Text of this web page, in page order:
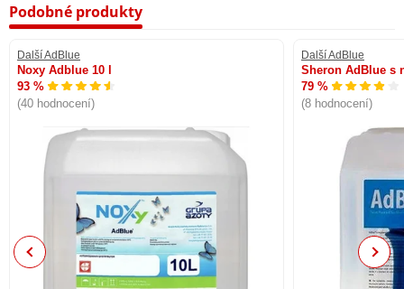
Podobné produkty
Další AdBlue
Noxy Adblue 10 l
93 %
(40 hodnocení)
Další AdBlue
Sheron AdBlue s
79 %
(8 hodnocení)
Previous Next